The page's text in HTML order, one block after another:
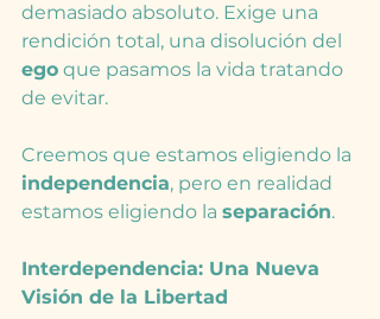
demasiado absoluto. Exige una
rendición total, una disolución del
ego que pasamos la vida tratando
de evitar.
Creemos que estamos eligiendo la
independencia, pero en realidad
estamos eligiendo la separación.
Interdependencia: Una Nueva
Visión de la Libertad